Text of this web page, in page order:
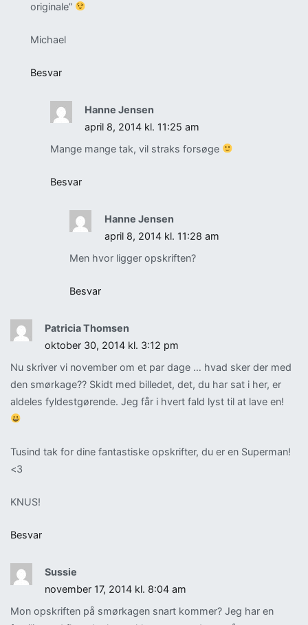
originale”
Michael
Besvar
Hanne Jensen
april 8, 2014 kl. 11:25 am
Mange mange tak, vil straks forsøge
Besvar
Hanne Jensen
april 8, 2014 kl. 11:28 am
Men hvor ligger opskriften?
Besvar
Patricia Thomsen
oktober 30, 2014 kl. 3:12 pm
Nu skriver vi november om et par dage … hvad sker der med
den smørkage?? Skidt med billedet, det, du har sat i her, er
aldeles fyldestgørende. Jeg får i hvert fald lyst til at lave en!
Tusind tak for dine fantastiske opskrifter, du er en Superman!
<3
KNUS!
Besvar
Sussie
november 17, 2014 kl. 8:04 am
Mon opskriften på smørkagen snart kommer? Jeg har en